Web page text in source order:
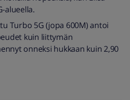
alueella.
Turbo 5G (jopa 600M) antoi
kuin liittymän
onneksi hukkaan kuin 2,90